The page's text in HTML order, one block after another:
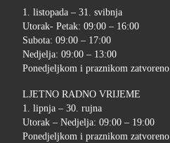
1. listopada – 31. svibnja
Utorak- Petak: 09:00 – 16:00
Subota: 09:00 – 17:00
Nedjelja: 09:00 – 13:00
Ponedjeljkom i praznikom zatvoreno
LJETNO RADNO VRIJEME
1. lipnja – 30. rujna
Utorak – Nedjelja: 09:00 – 19:00
Ponedjeljkom i praznikom zatvoreno